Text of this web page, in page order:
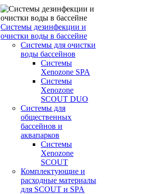
Системы дезинфекции и
очистки воды в бассейне
Системы для очистки
воды бассейнов
Системы
Xenozone SPA
Системы
Xenozone
SCOUT DUO
Системы для
общественных
бассейнов и
аквапарков
Системы
Xenozone
SCOUT
Комплектующие и
расходные материалы
для SCOUT и SPA